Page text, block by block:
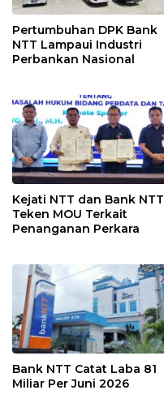
Pertumbuhan DPK Bank
NTT Lampaui Industri
Perbankan Nasional
Kejati NTT dan Bank NTT
Teken MOU Terkait
Penanganan Perkara
Bank NTT Catat Laba 81
Miliar Per Juni 2026